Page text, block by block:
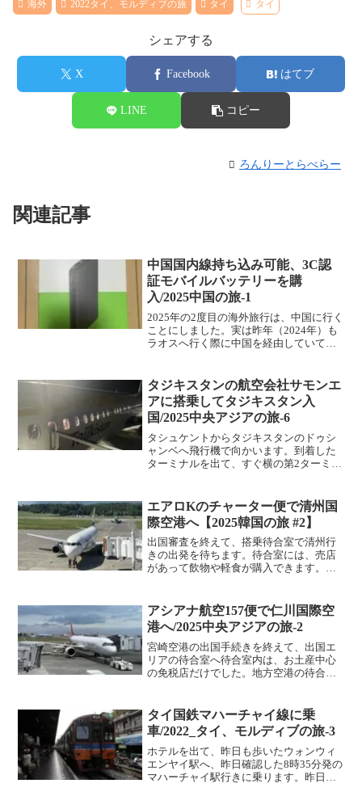
海外 2022タイ、モルディブの旅 タイ タイ
シェアする
X Facebook はてブ
LINE コピー
ろんりーとらべらー
関連記事
中国国内線持ち込み可能、3C認
証モバイルバッテリーを購
入/2025中国の旅-1
2025年の2度目の海外旅行は、中国に行く
ことにしました。実は昨年（2024年）も
ラオスへ行く際に中国を経由していて、
でにも上海や北京経由のフライトで何度
か入国はしてい...
タジキスタンの航空会社サモンエ
アに搭乗してタジキスタン入
国/2025中央アジアの旅-6
タシュケントからタジキスタンのドゥシ
ャンベへ飛行機で向かいます。到着した
ターミナルを出て、すぐ横の第2ターミナ
いて5分ほどで行くことができます。第2
ターミナルに入り、国...
エアロKのチャーター便で清州国
際空港へ【2025韓国の旅 #2】
出国審査を終えて、搭乗待合室で清州行
きの出発を待ちます。待合室には、売店
があって飲物や軽食が購入できます。長
の出発案内には「チャーター便」の文字
が表示されています。搭乗...
アシアナ航空157便で仁川国際空
港へ/2025中央アジアの旅-2
宮崎空港の出国手続きを終えて、出国エ
リアの待合室へ待合室内は、お土産中心
の免税店だけでした。地方空港の待合室
アシアナ航空157便、仁川国際空港行き、
機体はエアバスA...
タイ国鉄マハーチャイ線に乗
車/2022_タイ、モルディブの旅-3
ホテルを出て、昨日も歩いたウォンウィ
エンヤイ駅へ、昨日確認した8時35分発の
マハーチャイ駅行きに乗ります。昨日の